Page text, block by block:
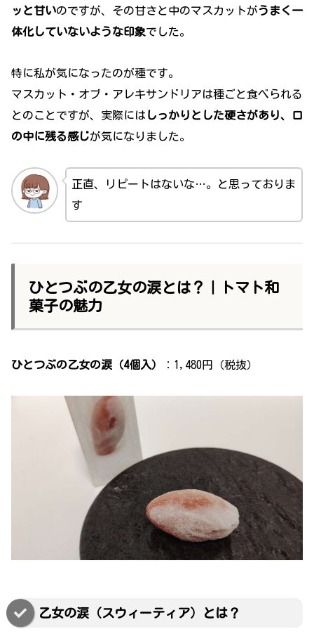
ッと甘いのですが、その甘さと中のマスカットがうまく一
体化していないような印象でした。
特に私が気になったのが種です。
マスカット・オブ・アレキサンドリアは種ごと食べられる
とのことですが、実際には しっかりとした硬さがあり、口
の中に残る感じが気になりました。
正直、リピートはないな…。と思っておりま
す
ひとつぶの乙女の涙とは？｜トマト和
菓子の魅力
ひとつぶの乙女の涙（4個入） ：1,480円（税抜）
乙女の涙（スウィーティア）とは？